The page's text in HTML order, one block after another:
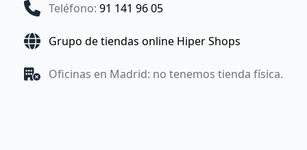
Teléfono: 91 141 96 05
Grupo de tiendas online Hiper Shops
Oficinas en Madrid: no tenemos tienda física.